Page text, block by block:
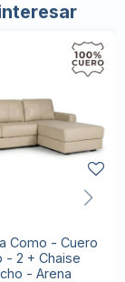
Como - Cuero
- 2 + Chaise
- Arena